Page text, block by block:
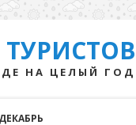
НА ЦЕЛЫЙ ГОД
ДЕКАБРЬ